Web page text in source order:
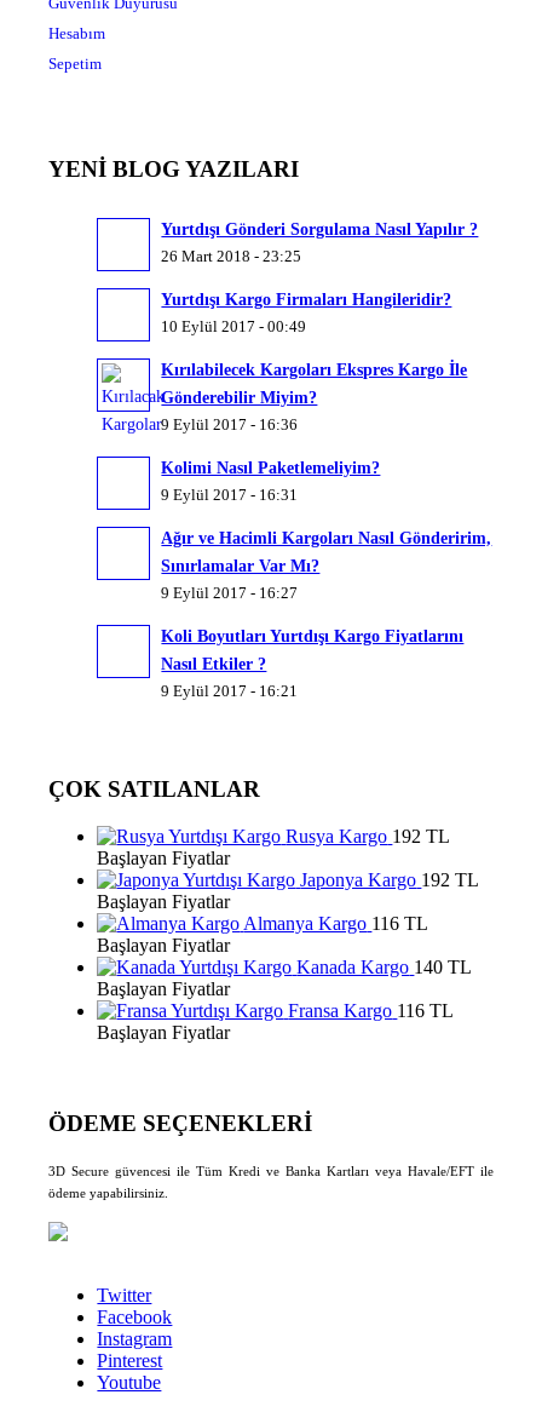
Hesabım
Sepetim
YENİ BLOG YAZILARI
Yurtdışı Gönderi Sorgulama Nasıl Yapılır ?
26 Mart 2018 - 23:25
Yurtdışı Kargo Firmaları Hangileridir?
10 Eylül 2017 - 00:49
Kırılabilecek Kargoları Ekspres Kargo İle
Gönderebilir Miyim?
9 Eylül 2017 - 16:36
Kolimi Nasıl Paketlemeliyim?
9 Eylül 2017 - 16:31
Ağır ve Hacimli Kargoları Nasıl Gönderirim,
Sınırlamalar Var Mı?
9 Eylül 2017 - 16:27
Koli Boyutları Yurtdışı Kargo Fiyatlarını
Nasıl Etkiler ?
9 Eylül 2017 - 16:21
ÇOK SATILANLAR
Rusya Kargo 192 TL
Başlayan Fiyatlar
Japonya Kargo 192 TL
Başlayan Fiyatlar
Almanya Kargo 116 TL
Başlayan Fiyatlar
Kanada Kargo 140 TL
Başlayan Fiyatlar
Fransa Kargo 116 TL
Başlayan Fiyatlar
ÖDEME SEÇENEKLERİ
3D Secure güvencesi ile Tüm Kredi ve Banka Kartları veya Havale/EFT ile
ödeme yapabilirsiniz.
Twitter
Facebook
Instagram
Pinterest
Youtube